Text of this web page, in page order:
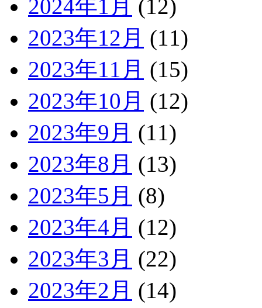
2024年1月 (12)
2023年12月 (11)
2023年11月 (15)
2023年10月 (12)
2023年9月 (11)
2023年8月 (13)
2023年5月 (8)
2023年4月 (12)
2023年3月 (22)
2023年2月 (14)